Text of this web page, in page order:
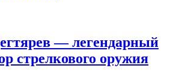
— легендарный
стрелкового оружия